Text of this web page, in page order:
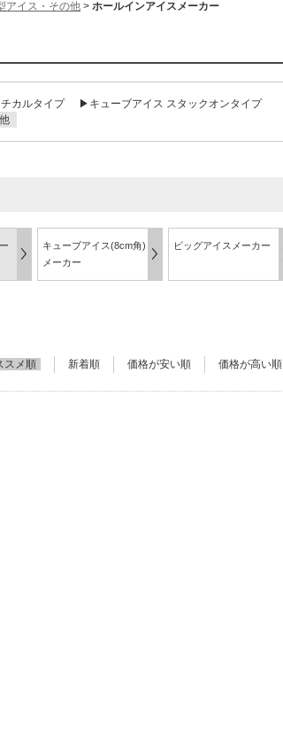
アイス・その他 > ホールインアイスメーカー
カルタイプ
▶キューブアイス スタックオンタイプ
キューブアイス(8cm角)
メーカー
ビッグアイスメーカー
スメ順 新着順 価格が安い順 価格が高い順